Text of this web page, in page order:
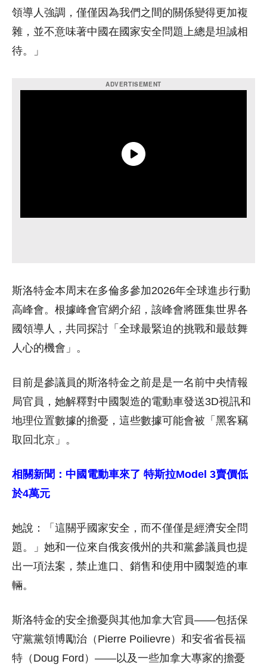
領導人強調，僅僅因為我們之間的關係變得更加複
雜，並不意味著中國在國家安全問題上總是坦誠相
待。」
斯洛特金本周末在多倫多參加2026年全球進步行動
高峰會。根據峰會官網介紹，該峰會將匯集世界各
國領導人，共同探討「全球最緊迫的挑戰和最鼓舞
人心的機會」。
目前是參議員的斯洛特金之前是是一名前中央情報
局官員，她解釋對中國製造的電動車發送3D視訊和
地理位置數據的擔憂，這些數據可能會被「黑客竊
取回北京」。
相關新聞：中國電動車來了 特斯拉Model 3賣價低
於4萬元
她說：「這關乎國家安全，而不僅僅是經濟安全問
題。」她和一位來自俄亥俄州的共和黨參議員也提
出一項法案，禁止進口、銷售和使用中國製造的車
輛。
斯洛特金的安全擔憂與其他加拿大官員——包括保
守黨黨領博勵治（Pierre Poilievre）和安省省長福
特（Doug Ford）——以及一些加拿大專家的擔憂